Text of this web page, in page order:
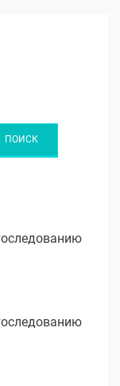
ПОИСК